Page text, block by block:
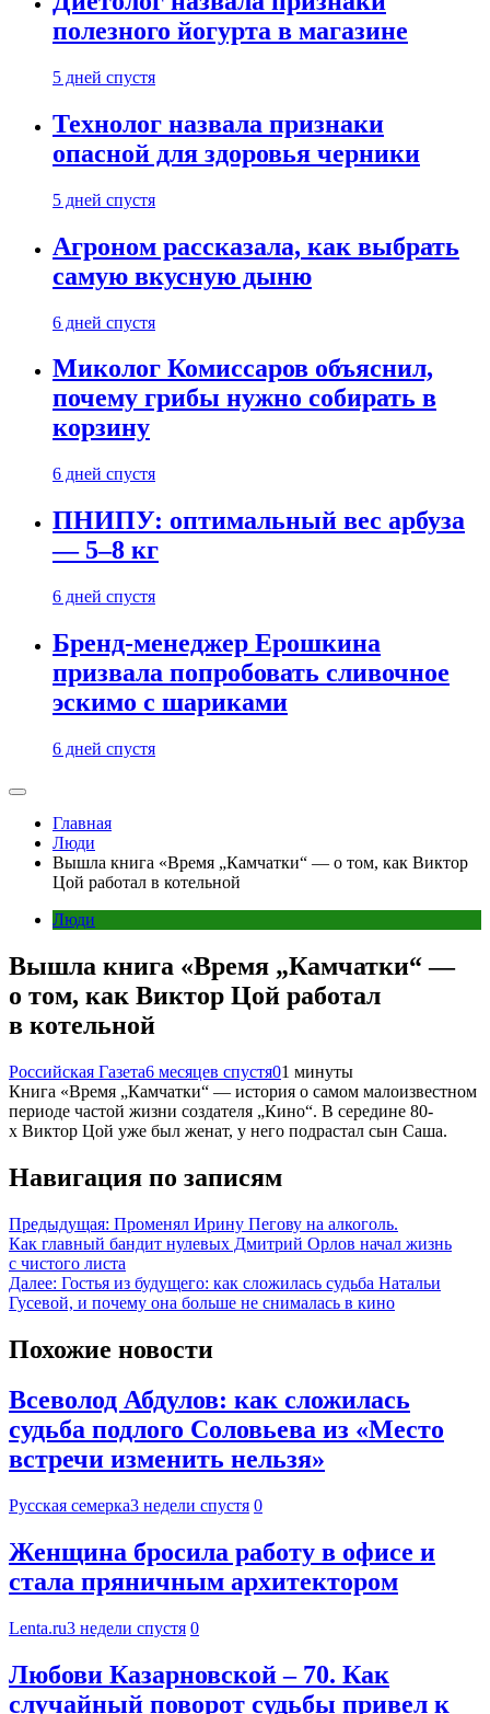
полезного йогурта в магазине
5 дней спустя
Технолог назвала признаки
опасной для здоровья черники
5 дней спустя
Агроном рассказала, как выбрать
самую вкусную дыню
6 дней спустя
Миколог Комиссаров объяснил,
почему грибы нужно собирать в
корзину
6 дней спустя
ПНИПУ: оптимальный вес арбуза
— 5–8 кг
6 дней спустя
Бренд-менеджер Ерошкина
призвала попробовать сливочное
эскимо с шариками
6 дней спустя
Главная
Люди
Вышла книга «Время „Камчатки“ — о том, как Виктор
Цой работал в котельной
Люди
Вышла книга «Время „Камчатки“ —
о том, как Виктор Цой работал
в котельной
Российская Газета6 месяцев спустя01 минуты
Книга «Время „Камчатки“ — история о самом малоизвестном
периоде частой жизни создателя „Кино“. В середине 80-
х Виктор Цой уже был женат, у него подрастал сын Саша.
Навигация по записям
Предыдущая: Променял Ирину Пегову на алкоголь.
Как главный бандит нулевых Дмитрий Орлов начал жизнь
с чистого листа
Далее: Гостья из будущего: как сложилась судьба Натальи
Гусевой, и почему она больше не снималась в кино
Похожие новости
Всеволод Абдулов: как сложилась
судьба подлого Соловьева из «Место
встречи изменить нельзя»
Русская семерка3 недели спустя 0
Женщина бросила работу в офисе и
стала пряничным архитектором
Lenta.ru3 недели спустя 0
Любови Казарновской – 70. Как
случайный поворот судьбы привел к